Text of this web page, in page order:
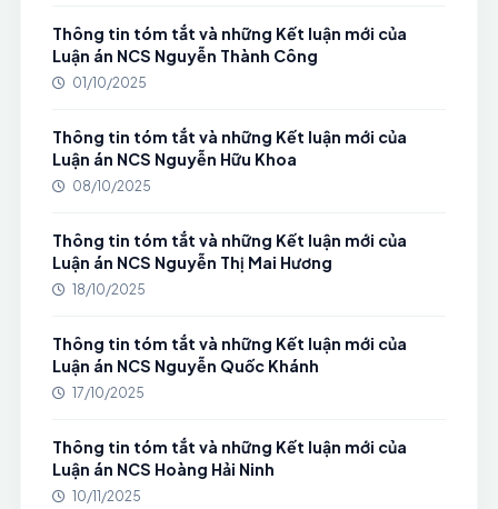
Thông tin tóm tắt và những Kết luận mới của
Luận án NCS Nguyễn Thành Công
01/10/2025
Thông tin tóm tắt và những Kết luận mới của
Luận án NCS Nguyễn Hữu Khoa
08/10/2025
Thông tin tóm tắt và những Kết luận mới của
Luận án NCS Nguyễn Thị Mai Hương
18/10/2025
Thông tin tóm tắt và những Kết luận mới của
Luận án NCS Nguyễn Quốc Khánh
17/10/2025
Thông tin tóm tắt và những Kết luận mới của
Luận án NCS Hoàng Hải Ninh
10/11/2025